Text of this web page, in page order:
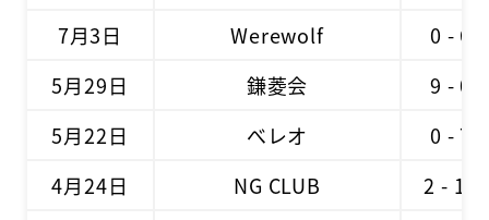
7月3日
Werewolf
0 - 6
5月29日
鎌菱会
9 - 0
5月22日
べレオ
0 - 7
4月24日
NG CLUB
2 - 11